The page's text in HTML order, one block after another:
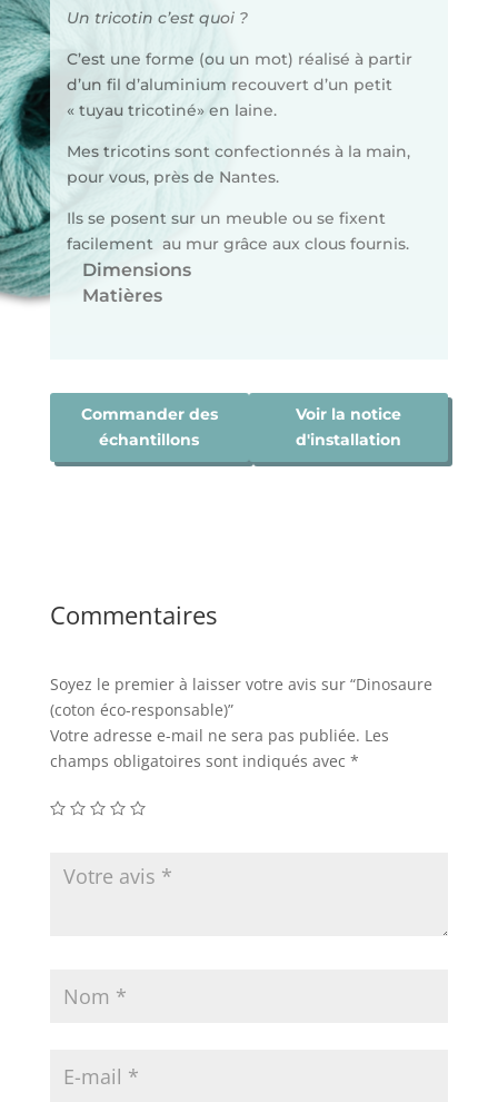
Un tricotin c’est quoi ?
C’est une forme (ou un mot) réalisé à partir
d’un fil d’aluminium recouvert d’un petit
« tuyau tricotiné» en laine.
Mes tricotins sont confectionnés à la main,
pour vous, près de Nantes.
Ils se posent sur un meuble ou se fixent
facilement au mur grâce aux clous fournis.
Dimensions
Matières
Commander des
échantillons
Voir la notice
d'installation
Commentaires
Soyez le premier à laisser votre avis sur “Dinosaure
(coton éco-responsable)”
Votre adresse e-mail ne sera pas publiée. Les
champs obligatoires sont indiqués avec *